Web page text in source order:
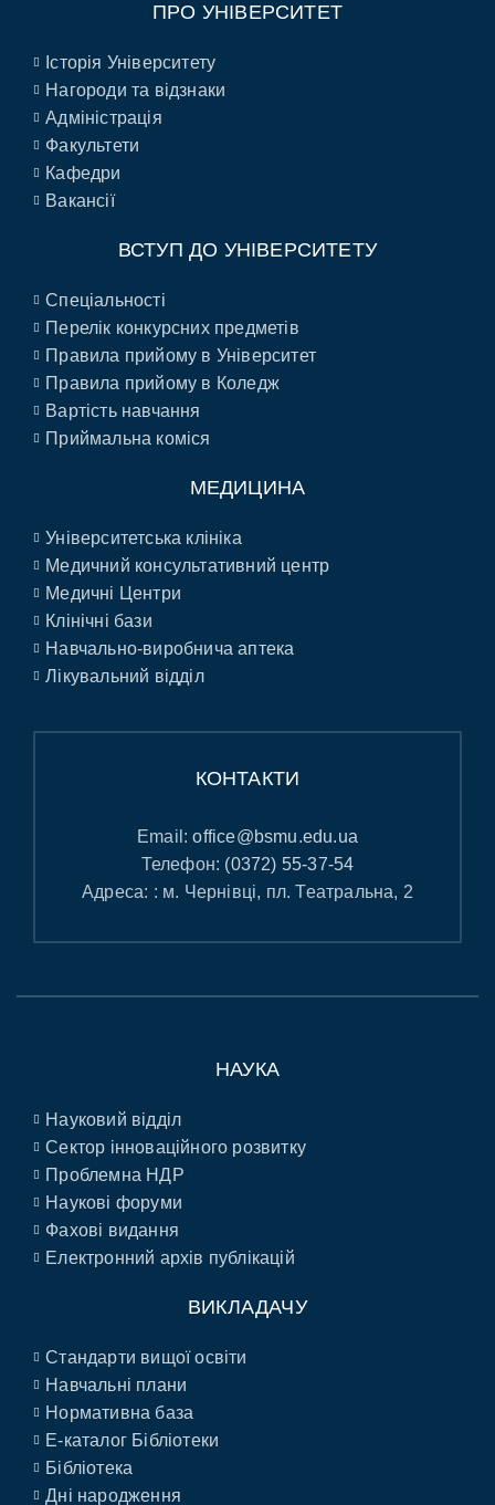
ПРО УНІВЕРСИТЕТ
Історія Університету
Нагороди та відзнаки
Адміністрація
Факультети
Кафедри
Вакансії
ВСТУП ДО УНІВЕРСИТЕТУ
Спеціальності
Перелік конкурсних предметів
Правила прийому в Університет
Правила прийому в Коледж
Вартість навчання
Приймальна коміся
МЕДИЦИНА
Університетська клініка
Медичний консультативний центр
Медичні Центри
Клінічні бази
Навчально-виробнича аптека
Лікувальний відділ
КОНТАКТИ
Email:office@bsmu.edu.ua
Телефон: (0372) 55-37-54
Адреса: : м. Чернівці, пл. Театральна, 2
НАУКА
Науковий відділ
Сектор інноваційного розвитку
Проблемна НДР
Наукові форуми
Фахові видання
Електронний архів публікацій
ВИКЛАДАЧУ
Стандарти вищої освіти
Навчальні плани
Нормативна база
E-каталог Бібліотеки
Бібліотека
Дні народження